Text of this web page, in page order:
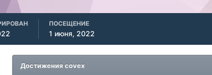
ПОСЕЩЕНИЕ
1 июня, 2022
Достижения covex